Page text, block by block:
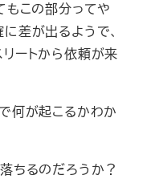
もこの部分ってや
差が出るようで、
ートから依頼が来
何が起こるかわか
ちるのだろうか？